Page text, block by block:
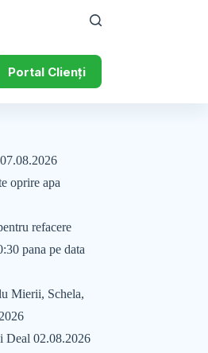
Portal Clienți
oprire apa
refacere
pana pe data
Mierii, Schela,
Deal 02.08.2026